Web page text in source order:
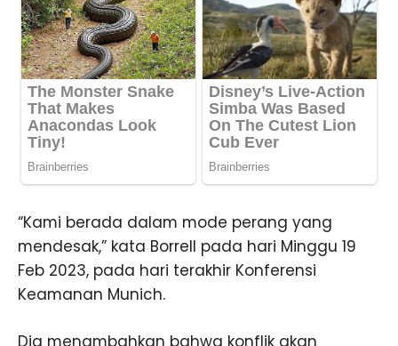
“Kami berada dalam mode perang yang
mendesak,” kata Borrell pada hari Minggu 19
Feb 2023, pada hari terakhir Konferensi
Keamanan Munich.
Dia menambahkan bahwa konflik akan